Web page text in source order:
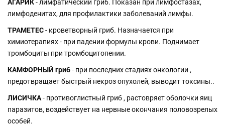
АГАРИК- лимфатический гриб. Показан при лимфостазах,
лимфоденитах, для профилактики заболеваний лимфы.
ТРАМЕТЕС- кроветворный гриб. Назначается при
химиотерапиях - при падении формулы крови. Поднимает
тромбоциты при тромбоцитопении.
КАМФОРНЫЙ гриб- при последних стадиях онкологии ,
предотвращает быстрый некроз опухолей, выводит токсины..
ЛИСИЧКА- противоглистный гриб , растовряет оболочки яиц
паразитов, воздействует на нервные окончания половозрелых
особей.